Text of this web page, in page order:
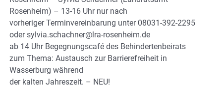
Rosenheim) – 13-16 Uhr nur nach
vorheriger Terminvereinbarung unter 08031-392-2295
oder sylvia.schachner@lra-rosenheim.de
ab 14 Uhr Begegnungscafé des Behindertenbeirats
zum Thema: Austausch zur Barrierefreiheit in
Wasserburg während
der kalten Jahreszeit. – NEU!